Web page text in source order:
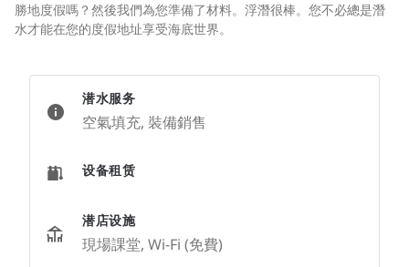
勝地度假嗎？然後我們為您準備了材料。浮潛很棒。您不必總是潛
水才能在您的度假地址享受海底世界。
潜水服务
空氣填充, 裝備銷售
设备租赁
潜店设施
現場課堂, Wi-Fi (免費)